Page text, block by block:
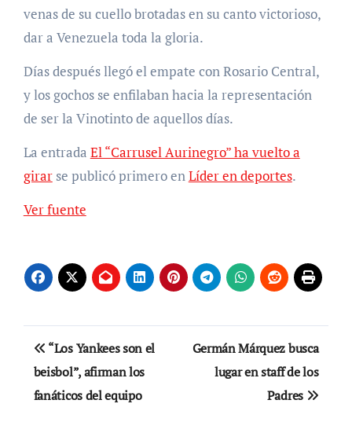
venas de su cuello brotadas en su canto victorioso,
dar a Venezuela toda la gloria.
Días después llegó el empate con Rosario Central,
y los gochos se enfilaban hacia la representación
de ser la Vinotinto de aquellos días.
La entrada El “Carrusel Aurinegro” ha vuelto a
girarse publicó primero enLíder en deportes.
Ver fuente
Navegación
de
entradas
“Los Yankees son el
beisbol”, afirman los
fanáticos del equipo
Germán Márquez busca
lugar en staff de los
Padres